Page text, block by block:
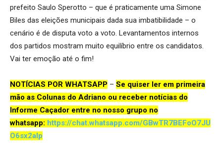
prefeito Saulo Sperotto – que é praticamente uma Simone
Biles das eleições municipais dada sua imbatibilidade – o
cenário é de disputa voto a voto. Levantamentos internos
dos partidos mostram muito equilíbrio entre os candidatos.
Vai ter emoção até o fim!
NOTÍCIAS POR WHATSAPP – Se quiser ler em primeira
mão as Colunas do Adriano ou receber notícias do
Informe Caçador entre no nosso grupo no
whatsapp: https://chat.whatsapp.com/GBwTR7BEFoO7JU
O6sx2aIp